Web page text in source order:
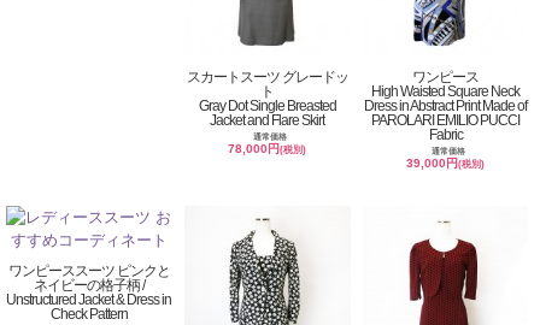
スカートスーツ グレードッ
ト
Gray Dot Single Breasted
Jacket and Flare Skirt
通常価格
78,000円(税別)
ワンピース
High Waisted Square Neck
Dress in Abstract Print Made of
PAROLARI EMILIO PUCCI
Fabric
通常価格
39,000円(税別)
ワンピーススーツ ピンクと
ネイビーの格子柄 /
Unstructured Jacket & Dress in
Check Pattern